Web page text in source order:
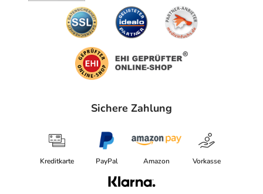
Sichere Zahlung
Kreditkarte PayPal Amazon Vorkasse